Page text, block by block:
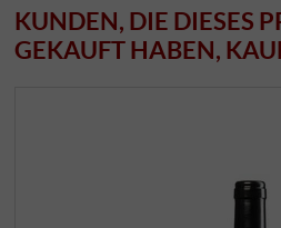
KUNDEN, DIE DIESES
GEKAUFT HABEN,